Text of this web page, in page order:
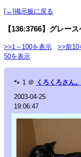
[←]掲示板に戻る
【136:3766】グレー
>>1～100を表示 >>前10
50を表示
🐾 1 ＠ くろくろさん。
2003-04-25
19:06:47